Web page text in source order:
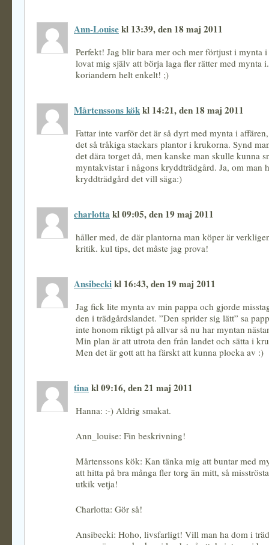
Ann-Louisekl 13:39, den 18 maj 2011
Perfekt! Jag blir bara mer och mer förtjust i mynta
lovat mig själv att börja laga fler rätter med mynta
koriandern helt enkelt! ;)
Mårtenssons kökkl 14:21, den 18 maj 2011
Fattar inte varför det är så dyrt med mynta i
det så tråkiga stackars plantor i krukorna. Synd
det dära torget då, men kanske man skulle kunna
myntakvistar i någons kryddträdgård. Ja, om man
kryddträdgård det vill säga:)
charlotta kl 09:05, den 19 maj 2011
håller med, de där plantorna man köper är
kritik. kul tips, det måste jag prova!
Ansibeckikl 16:43, den 19 maj 2011
Jag fick lite mynta av min pappa och gjorde
den i trädgårdslandet. ”Den sprider sig lätt” sa
inte honom riktigt på allvar så nu har myntan
Min plan är att utrota den från landet och sätta i
Men det är gott att ha färskt att kunna plocka av :)
tina kl 09:16, den 21 maj 2011
Hanna: :-) Aldrig smakat.
Ann_louise: Fin beskrivning!
Mårtenssons kök: Kan tänka mig att buntar med
att hitta på bra många fler torg än mitt, så
utkik vetja!
Charlotta: Gör så!
Ansibecki: Hoho, livsfarligt! Vill man ha dom i